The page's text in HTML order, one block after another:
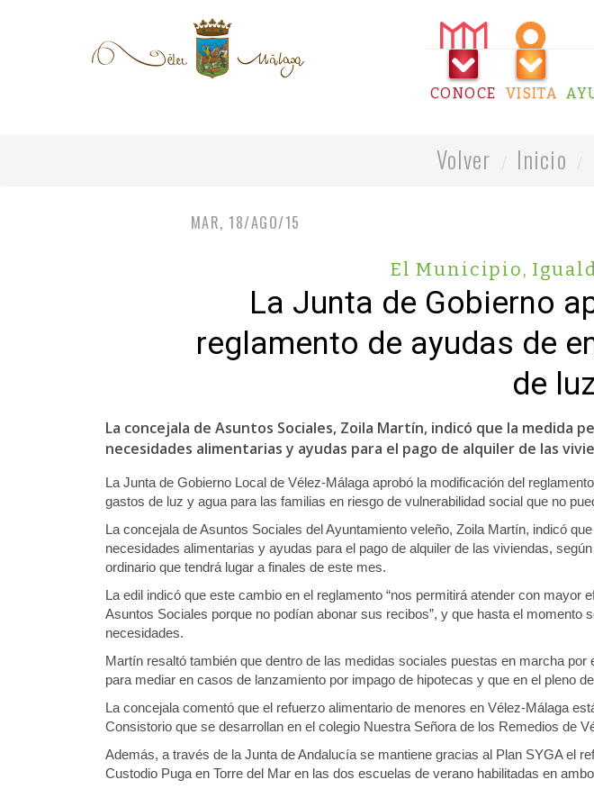
CONOCE VISITA
Volver Inicio
MAR, 18/AGO/15
El Municipio,
La Junta de Gobierno
reglamento de ayudas de
de
La concejala de Asuntos Sociales, Zoila Martín, indicó que la
necesidades alimentarias y ayudas para el pago de alquiler de las
La Junta de Gobierno Local de Vélez-Málaga aprobó la modificación del
gastos de luz y agua para las familias en riesgo de vulnerabilidad social que no
La concejala de Asuntos Sociales del Ayuntamiento veleño, Zoila Martín, indicó
necesidades alimentarias y ayudas para el pago de alquiler de las viviendas,
ordinario que tendrá lugar a finales de este mes.
La edil indicó que este cambio en el reglamento “nos permitirá atender con
Asuntos Sociales porque no podían abonar sus recibos”, y que hasta el
necesidades.
Martín resaltó también que dentro de las medidas sociales puestas en marcha
para mediar en casos de lanzamiento por impago de hipotecas y que en el pleno
La concejala comentó que el refuerzo alimentario de menores en Vélez-Málaga
Consistorio que se desarrollan en el colegio Nuestra Señora de los Remedios de
Además, a través de la Junta de Andalucía se mantiene gracias al Plan SYGA el
Custodio Puga en Torre del Mar en las dos escuelas de verano habilitadas en